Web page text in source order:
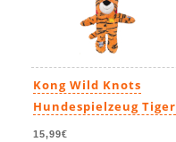
Kong Wild Knots
Hundespielzeug Tiger
15,99€